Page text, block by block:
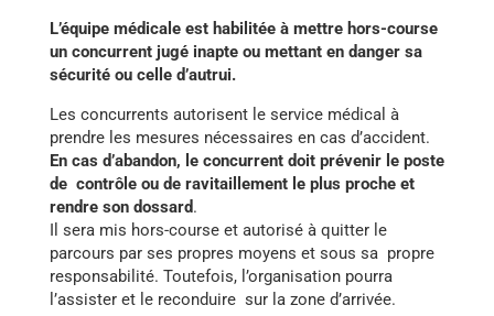
L’équipe médicale est habilitée à mettre hors-course
un concurrent jugé inapte ou mettant en danger sa
sécurité ou celle d’autrui.
Les concurrents autorisent le service médical à
prendre les mesures nécessaires en cas d’accident.
En cas d’abandon, le concurrent doit prévenir le poste
de contrôle ou de ravitaillement le plus proche et
rendre son dossard.
Il sera mis hors-course et autorisé à quitter le
parcours par ses propres moyens et sous sa propre
responsabilité. Toutefois, l’organisation pourra
l’assister et le reconduire sur la zone d’arrivée.